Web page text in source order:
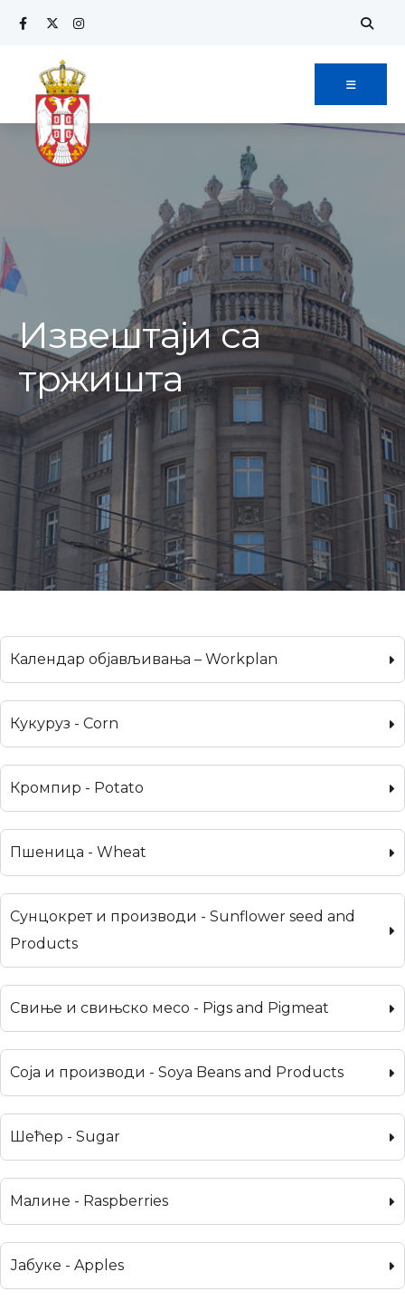
Извештаји са
тржишта
Календар објављивања – Workplan
Кукуруз - Corn
Кромпир - Potato
Пшеница - Wheat
Сунцокрет и производи - Sunflower seed and
Products
Свиње и свињско месо - Pigs and Pigmeat
Соја и производи - Soya Beans and Products
Шећер - Sugar
Малине - Raspberries
Јабуке - Apples